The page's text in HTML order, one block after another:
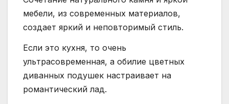
мебели, из современных материалов,
создает яркий и неповторимый стиль.
Если это кухня, то очень
ультрасовременная, а обилие цветных
диванных подушек настраивает на
романтический лад.